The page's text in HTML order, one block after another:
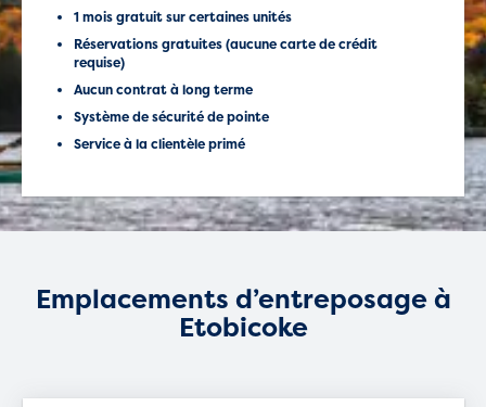
1 mois gratuit sur certaines unités
Réservations gratuites (aucune carte de crédit
requise)
Aucun contrat à long terme
Système de sécurité de pointe
Service à la clientèle primé
Emplacements d’entreposage à
Etobicoke